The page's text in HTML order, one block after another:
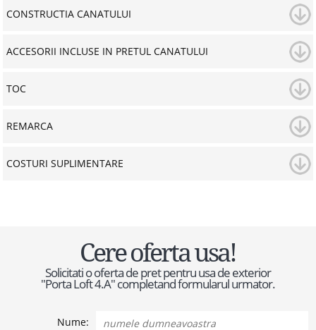
CONSTRUCTIA CANATULUI
ACCESORII INCLUSE IN PRETUL CANATULUI
TOC
REMARCA
COSTURI SUPLIMENTARE
Cere oferta usa!
Solicitati o oferta de pret pentru usa de exterior
"Porta Loft 4.A" completand formularul urmator.
Nume: